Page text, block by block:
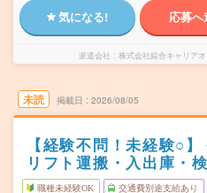
気になる! 応募へ
派遣会社 株式会社綜合キャリア
未読 掲載日 2026/08/05
【経験不問！未経験○
リフト運搬・入出庫・
職種未経験OK 交通費別途支給あり